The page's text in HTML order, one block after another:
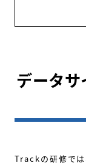
データサ
Trackの研修では